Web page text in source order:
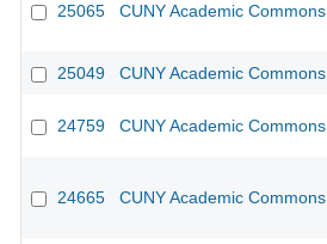
25065 CUNY Academic Commons
25049 CUNY Academic Commons
24759 CUNY Academic Commons
24665 CUNY Academic Commons